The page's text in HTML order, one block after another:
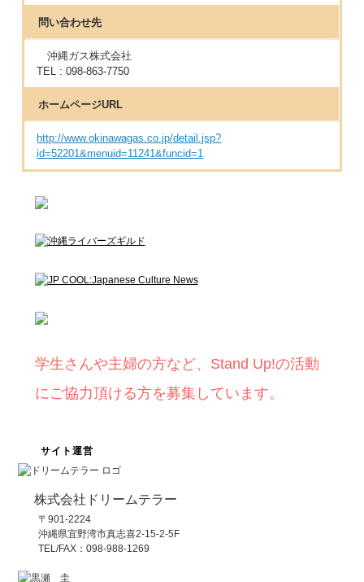
問い合わせ先
沖縄ガス株式会社
TEL : 098-863-7750
ホームページURL
http://www.okinawagas.co.jp/detail.jsp?
id=52201&menuid=11241&funcid=1
学生さんや主婦の方など、Stand Up!の活動
にご協力頂ける方を募集しています。
サイト運営
株式会社ドリームテラー
〒901-2224
沖縄県宜野湾市真志喜2-15-2-5F
TEL/FAX：098-988-1269